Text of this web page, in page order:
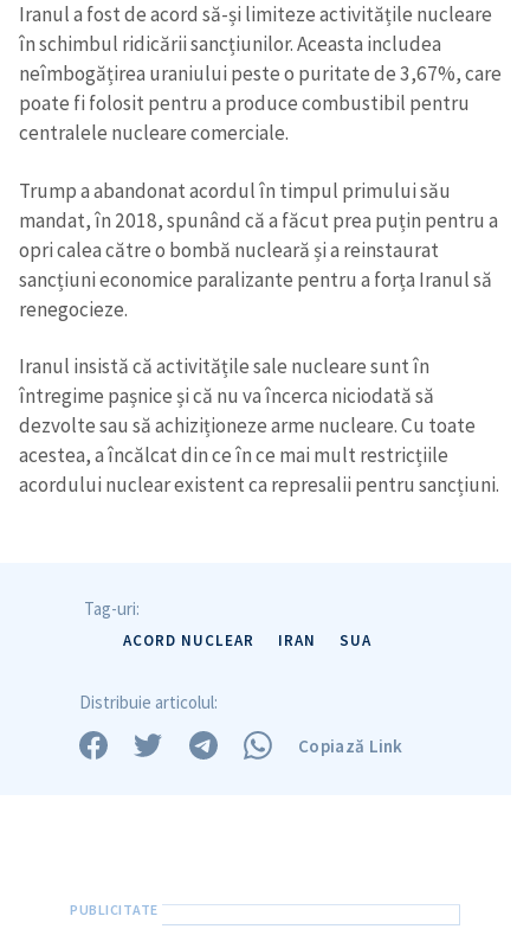
in English
на русском
Iranul a fost de acord să-și limiteze activitățile nucleare
în schimbul ridicării sancțiunilor. Aceasta includea
neîmbogățirea uraniului peste o puritate de 3,67%, care
poate fi folosit pentru a produce combustibil pentru
centralele nucleare comerciale.
Trump a abandonat acordul în timpul primului său
mandat, în 2018, spunând că a făcut prea puțin pentru a
opri calea către o bombă nucleară și a reinstaurat
sancțiuni economice paralizante pentru a forța Iranul să
renegocieze.
Iranul insistă că activitățile sale nucleare sunt în
întregime pașnice și că nu va încerca niciodată să
dezvolte sau să achiziționeze arme nucleare. Cu toate
acestea, a încălcat din ce în ce mai mult restricțiile
acordului nuclear existent ca represalii pentru sancțiuni.
Tag-uri:
ACORD NUCLEAR IRAN SUA
Distribuie articolul:
Copiază Link